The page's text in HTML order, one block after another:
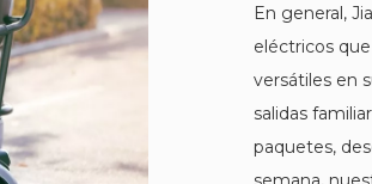
En general,
eléctricos
versátiles en
salidas
paquetes,